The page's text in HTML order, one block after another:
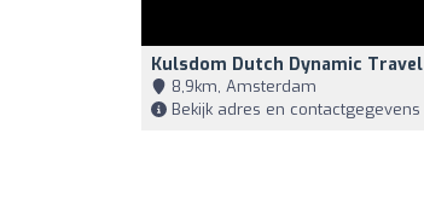
Kulsdom Dutch Dynamic Travel
8,9km, Amsterdam
Bekijk adres en contactgegevens